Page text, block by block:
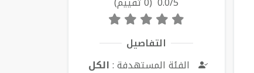
التفاصيل
الفئة المستهدفة :الكل